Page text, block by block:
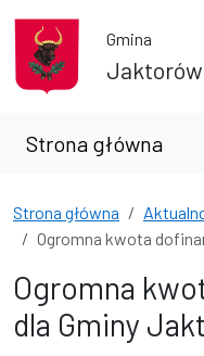
Gmina
Jaktorów
Strona główna
Strona główna
Ogromna kwota
Ogromna
dla Gminy